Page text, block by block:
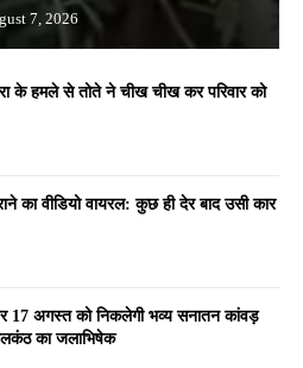
7, 2026
के हमले से तोते ने चीख चीख कर परिवार को
का वीडियो वायरल: कुछ ही देर बाद उसी कार
17 अगस्त को निकलेगी भव्य सनातन कांवड़
का जलाभिषेक